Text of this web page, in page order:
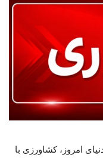
امروز، کشاورزی با